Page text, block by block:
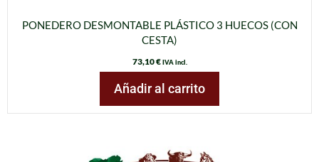
PONEDERO DESMONTABLE PLÁSTICO 3 HUECOS (CON
CESTA)
73,10€ IVA incl.
Añadir al carrito